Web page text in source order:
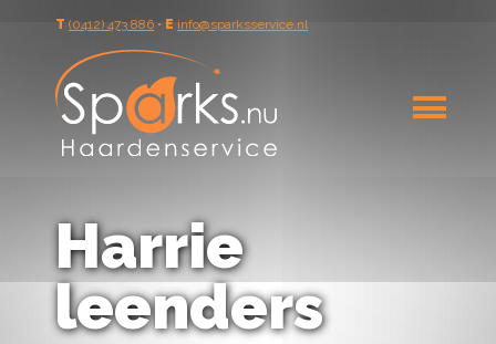
T (0412) 473 886 • E info@sparksservice.nl
Harrie
leenders